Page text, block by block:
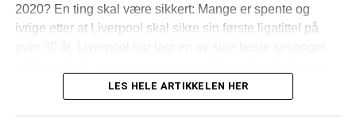
2020? En ting skal være sikkert: Mange er spente og
ivrige etter at Liverpool skal sikre sin første ligatittel på
ligarunden setter i gang. Har du satset på at laget skal
stikke av med seieren i Premier League? Her ser vi
LES HELE ARTIKKELEN HER